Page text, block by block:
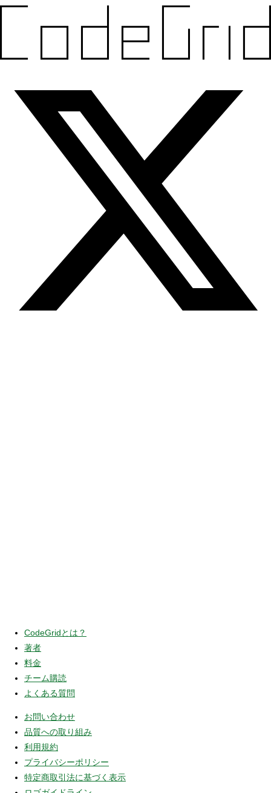
CodeGridとは？
著者
料金
チーム購読
よくある質問
お問い合わせ
品質への取り組み
利用規約
プライバシーポリシー
特定商取引法に基づく表示